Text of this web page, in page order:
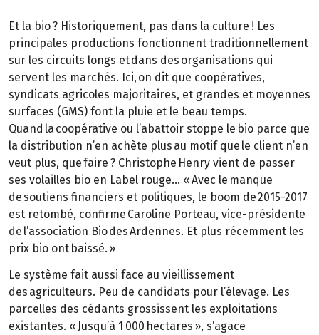
Et la bio ? Historiquement, pas dans la culture ! Les
principales productions fonctionnent traditionnellement
sur les circuits longs et dans des organisations qui
servent les marchés. Ici, on dit que coopératives,
syndicats agricoles majoritaires, et grandes et moyennes
surfaces (GMS) font la pluie et le beau temps.
Quand la coopérative ou l’abattoir stoppe le bio parce que
la distribution n’en achète plus au motif que le client n’en
veut plus, que faire ? Christophe Henry vient de passer
ses volailles bio en Label rouge… « Avec le manque
de soutiens financiers et politiques, le boom de 2015-2017
est retombé, confirme Caroline Porteau, vice-présidente
de l’association Bio des Ardennes. Et plus récemment les
prix bio ont baissé. »
Le système fait aussi face au vieillissement
des agriculteurs. Peu de candidats pour l’élevage. Les
parcelles des cédants grossissent les exploitations
existantes. « Jusqu’à 1 000 hectares », s’agace